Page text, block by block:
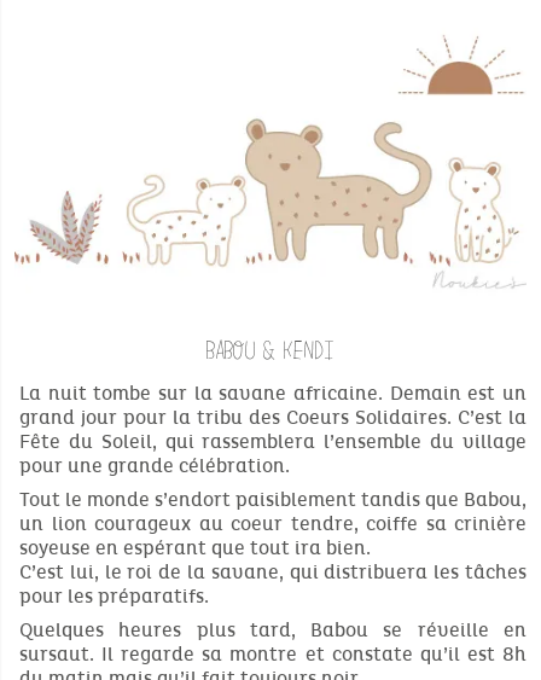
BABOU & KENDI
La nuit tombe sur la savane africaine. Demain est un
grand jour pour la tribu des Coeurs Solidaires. C’est la
Fête du Soleil, qui rassemblera l’ensemble du village
pour une grande célébration.
Tout le monde s’endort paisiblement tandis que Babou,
un lion courageux au coeur tendre, coiffe sa crinière
soyeuse en espérant que tout ira bien.
C’est lui, le roi de la savane, qui distribuera les tâches
pour les préparatifs.
Quelques heures plus tard, Babou se réveille en
sursaut. Il regarde sa montre et constate qu’il est 8h